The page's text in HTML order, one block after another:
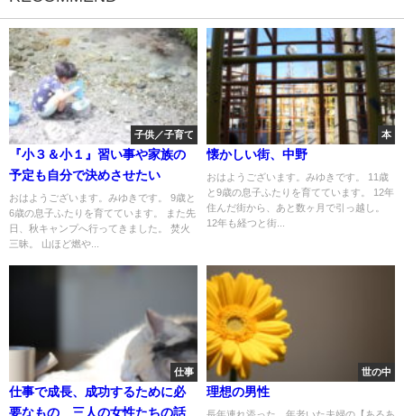
子供／子育て
『小３＆小１』習い事や家族の
予定も自分で決めさせたい
おはようございます。みゆきです。 9歳と
6歳の息子ふたりを育てています。 また先
日、秋キャンプへ行ってきました。 焚火
三昧。 山ほど燃や...
本
懐かしい街、中野
おはようございます。みゆきです。 11歳
と9歳の息子ふたりを育てています。 12年
住んだ街から、あと数ヶ月で引っ越し。
12年も経つと街...
仕事
仕事で成長、成功するために必
要なもの 三人の女性たちの話
世の中
理想の男性